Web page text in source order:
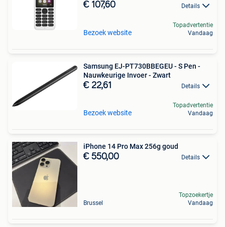
€ 107,60 Details
Bezoek website
Topadvertentie
Vandaag
Samsung EJ-PT730BBEGEU - S Pen -
Nauwkeurige Invoer - Zwart
€ 22,61 Details
Bezoek website
Topadvertentie
Vandaag
iPhone 14 Pro Max 256g goud
€ 550,00 Details
Brussel
Topzoekertje
Vandaag